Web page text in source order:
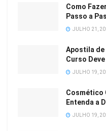
Como
Passo a
JULHO 21,
Apostila de
Curso
JULHO 19,
Cosmético
Entenda a
JULHO 19,